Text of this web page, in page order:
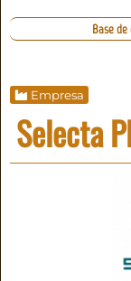
Base
Empresa
Selecta